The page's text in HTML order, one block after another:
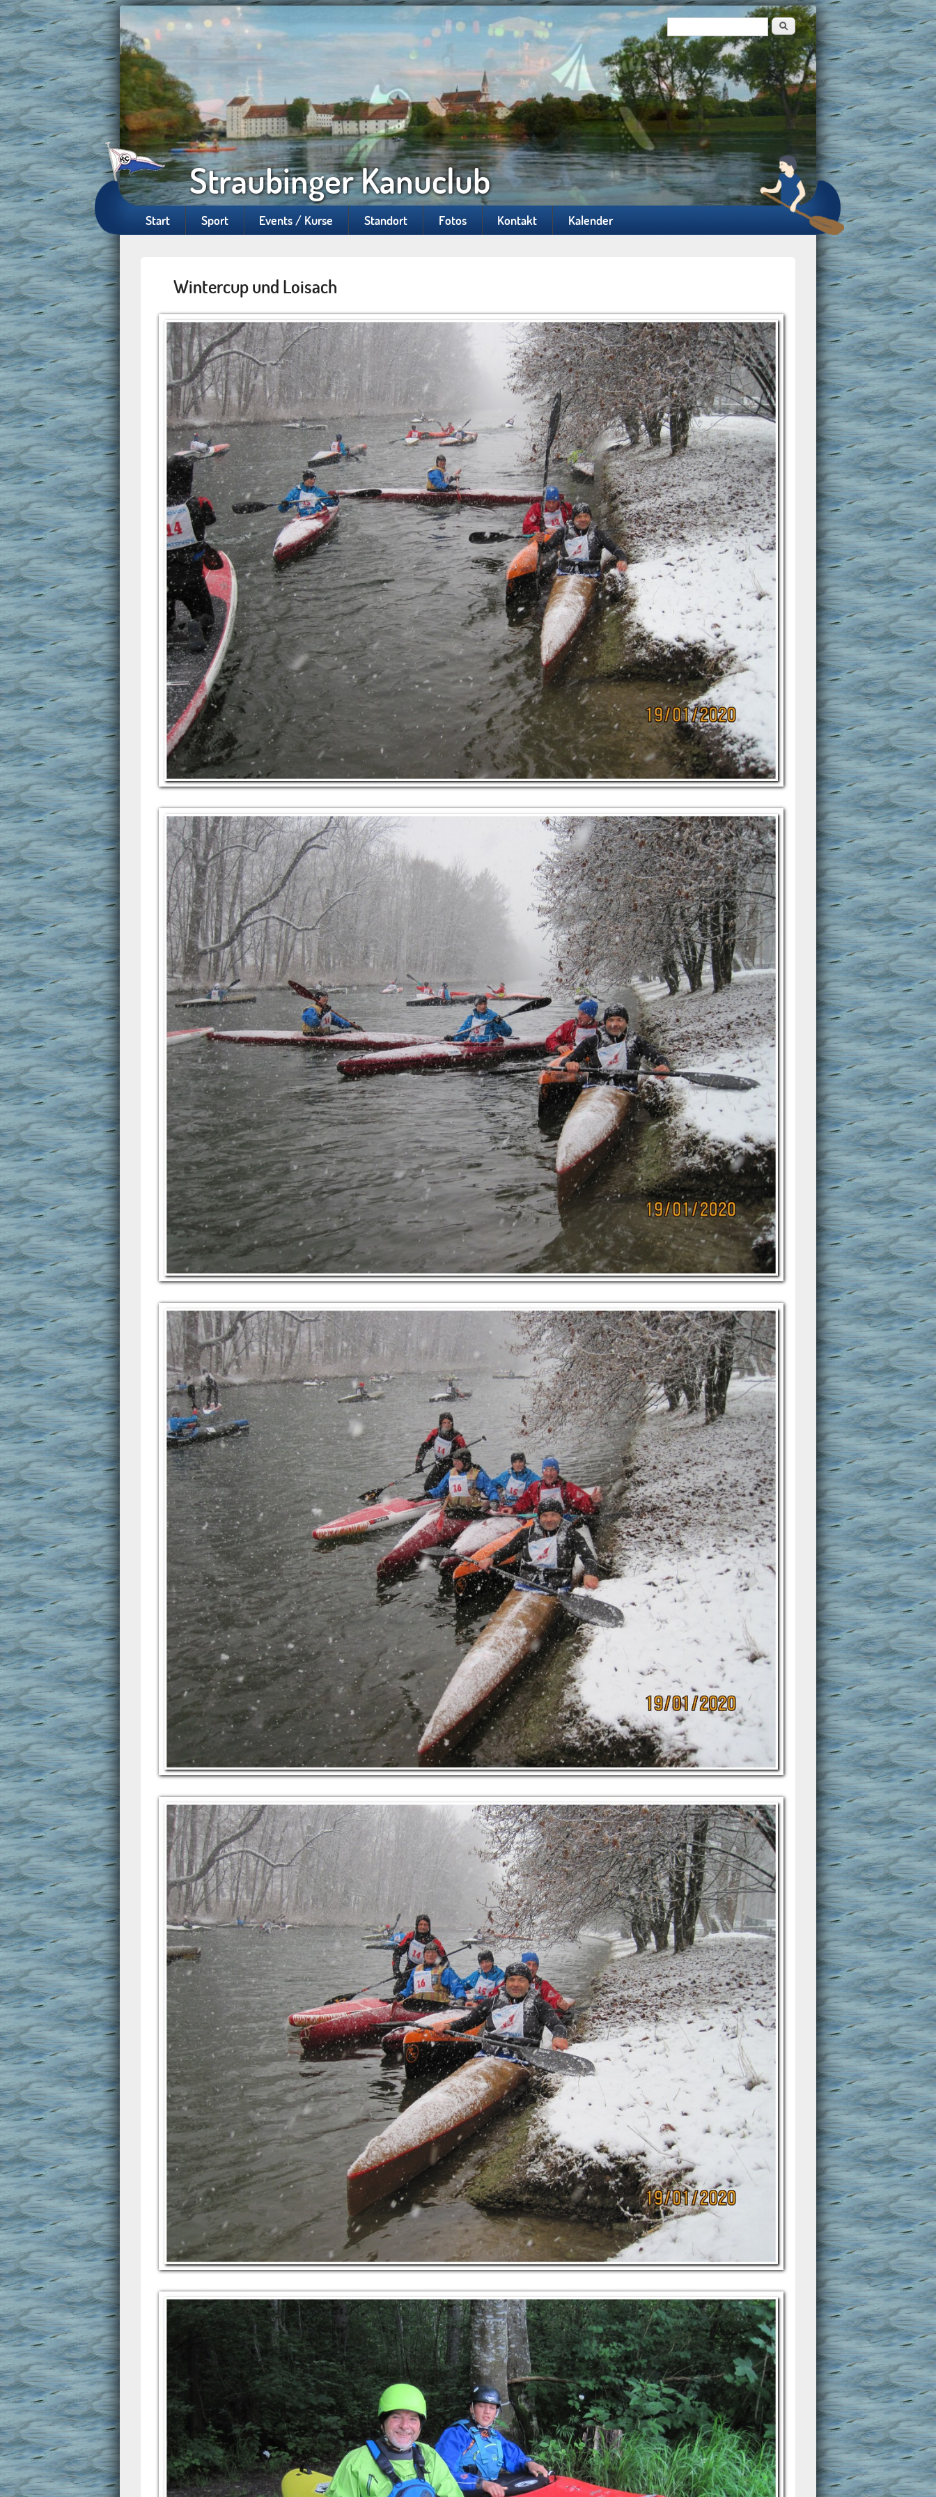
Straubinger Kanuclub
Suche
Start Sport Events / Kurse Standort Fotos Kontakt Kalender
Wintercup und Loisach